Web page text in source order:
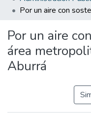
Por un aire
área
Aburrá